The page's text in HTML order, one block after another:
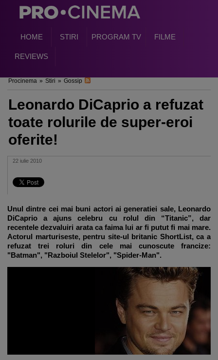
HOME STIRI PROGRAM TV FILME
REVIEWS
Procinema » Stiri » Gossip
Leonardo DiCaprio a refuzat
toate rolurile de super-eroi
oferite!
22 iulie 2010
Unul dintre cei mai buni actori ai generatiei sale, Leonardo
DiCaprioa ajuns celebru cu rolul din “Titanic”, dar
recentele dezvaluiri arata ca faima lui ar fi putut fi mai mare.
Actorul marturiseste, pentru site-ul britanic ShortList, ca a
refuzat trei roluri din cele mai cunoscute francize:
"Batman", "Razboiul Stelelor", "Spider-Man".